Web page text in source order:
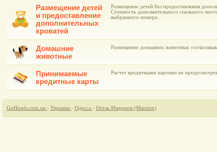
Размещение детей
и предоставление
дополнительных
кроватей
Размещение детей без предоставления
Стоимость дополнительного спального
выбранного номера.
Домашние
животные
Размещение домашних животных
Принимаемые
кредитные карты
Расчет кредитными картами не
GoHotels.com.ua › Украина › Одесса › Отель Маррион (Marrion)